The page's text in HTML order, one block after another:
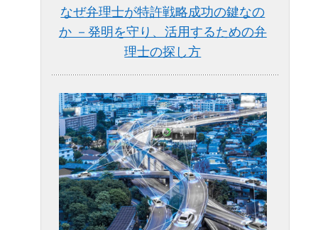
なぜ弁理士が特許戦略成功の鍵なの
か －発明を守り、活用するための弁
理士の探し方